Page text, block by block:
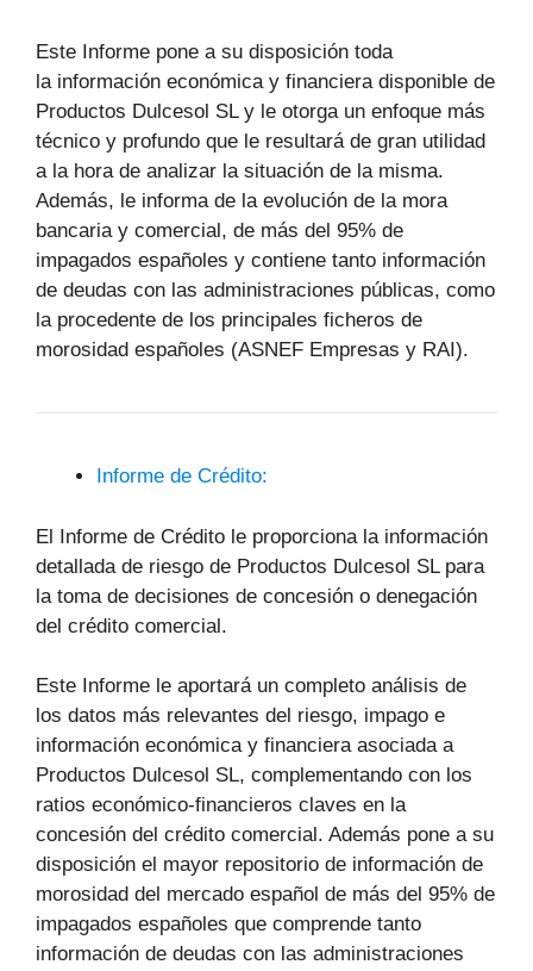
Este Informe pone a su disposición toda
la información económica y financiera disponible de
Productos Dulcesol SL y le otorga un enfoque más
técnico y profundo que le resultará de gran utilidad
a la hora de analizar la situación de la misma.
Además, le informa de la evolución de la mora
bancaria y comercial, de más del 95% de
impagados españoles y contiene tanto información
de deudas con las administraciones públicas, como
la procedente de los principales ficheros de
morosidad españoles (ASNEF Empresas y RAI).
Informe de Crédito:
El Informe de Crédito le proporciona la información
detallada de riesgo de Productos Dulcesol SL para
la toma de decisiones de concesión o denegación
del crédito comercial.
Este Informe le aportará un completo análisis de
los datos más relevantes del riesgo, impago e
información económica y financiera asociada a
Productos Dulcesol SL, complementando con los
ratios económico-financieros claves en la
concesión del crédito comercial. Además pone a su
disposición el mayor repositorio de información de
morosidad del mercado español de más del 95% de
impagados españoles que comprende tanto
información de deudas con las administraciones